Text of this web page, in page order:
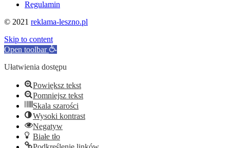
Regulamin
© 2021 reklama-leszno.pl
Skip to content
Open toolbar
Ułatwienia dostępu
Powiększ tekst
Pomniejsz tekst
Skala szarości
Wysoki kontrast
Negatyw
Białe tło